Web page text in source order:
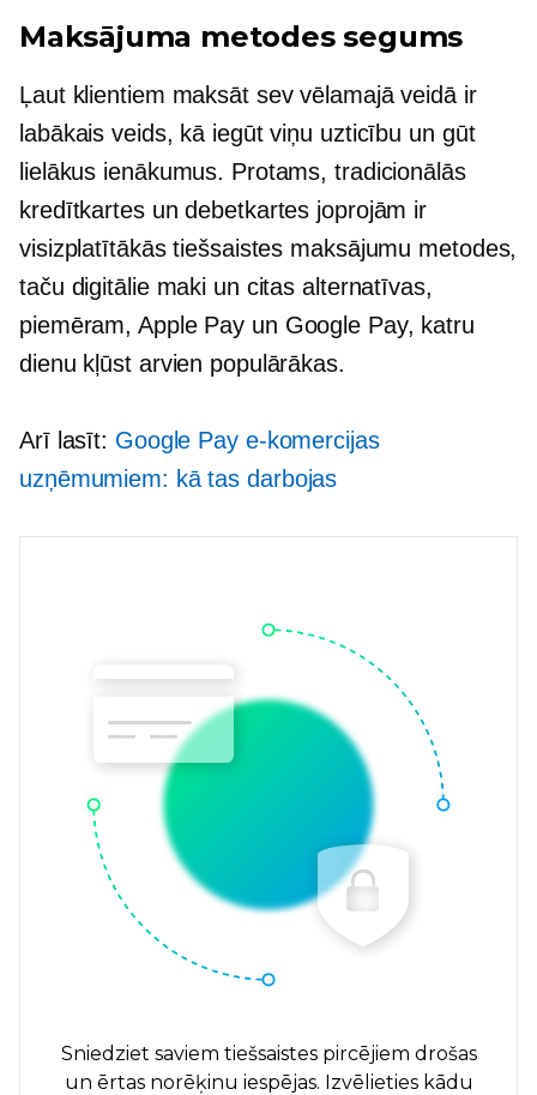
Maksājuma metodes segums
Ļaut klientiem maksāt sev vēlamajā veidā ir
labākais veids, kā iegūt viņu uzticību un gūt
lielākus ienākumus. Protams, tradicionālās
kredītkartes un debetkartes joprojām ir
visizplatītākās tiešsaistes maksājumu metodes,
taču digitālie maki un citas alternatīvas,
piemēram, Apple Pay un Google Pay, katru
dienu kļūst arvien populārākas.
Arī lasīt: Google Pay e-komercijas
uzņēmumiem: kā tas darbojas
Sniedziet saviem tiešsaistes pircējiem drošas
un ērtas norēķinu iespējas. Izvēlieties kādu